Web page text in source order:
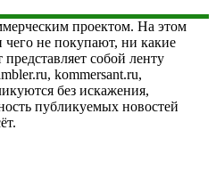
проектом. На этом
чего не покупают, ни какие
собой ленту
kommersant.ru,
без искажения,
публикуемых новостей